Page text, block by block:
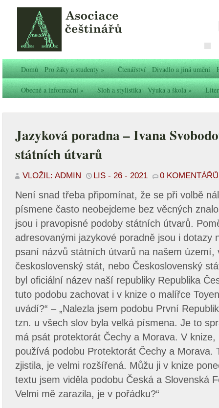
Domů Pro žáky a studenty» Čtenářství Divadlo a jiná umění
Obecné a informační» Sloh a stylistika Výuka a škola»
Jazyková poradna – Ivana
státních útvarů
VLOŽIL: ADMIN LIS - 26 - 2021 0 KOMENTÁŘŮ
Není snad třeba připomínat, že se při volbě
písmene často neobejdeme bez věcných
jsou i pravopisné podoby státních útvarů.
adresovanými jazykové poradně jsou i dotazy
psaní názvů státních útvarů na našem území,
československý stát, nebo Československý
byl oficiální název naší republiky Republika
tuto podobu zachovat i v knize o malířce
uvádí?“ – „Nalezla jsem podobu První
tzn. u všech slov byla velká písmena. Je to
má psát protektorát Čechy a Morava. V
používá podobu Protektorát Čechy a Morava.
zjistila, je velmi rozšířená. Můžu ji v knize
textu jsem viděla podobu Česká a Slovenská
Velmi mě zarazila, je v pořádku?“